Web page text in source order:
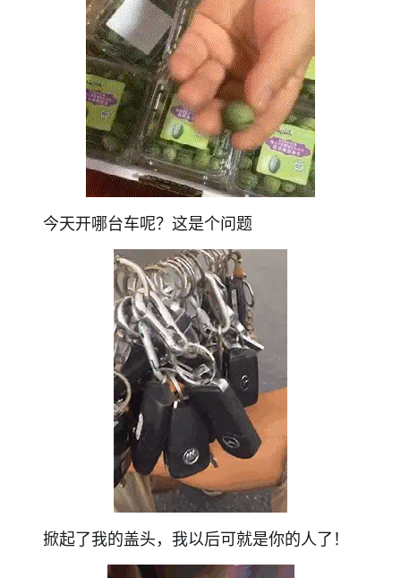
今天开哪台车呢？这是个问题
掀起了我的盖头， 我以后可就是你的人了！